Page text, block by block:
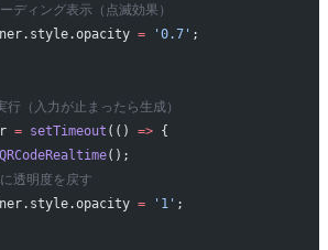
ィング表示（点滅効果）
= '0.7' ;
（入力が止まったら生成）
= setTimeout (() => {
();
透明度を戻す
= '1' ;